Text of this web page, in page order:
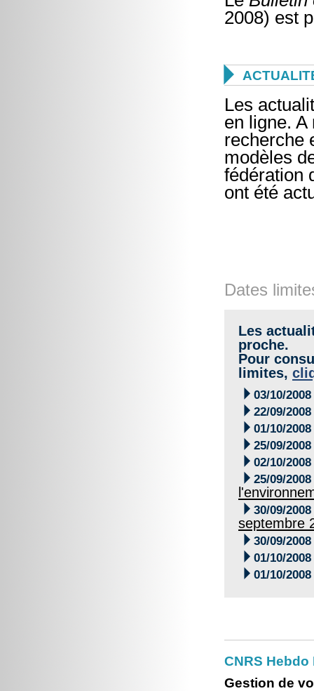
2008) est

Les
en ligne.
recherche
modèles
fédération
ont été
Dates
Les
proche.
Pour
limites,
 03/10/2008
 22/09/2008
 01/10/2008
 25/09/2008
 02/10/2008
 25/09/2008
 30/09/2008
septembre
 30/09/2008
 01/10/2008
 01/10/2008
CNRS
Gestion de